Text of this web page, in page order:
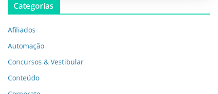
Categorias
Afiliados
Automação
Concursos & Vestibular
Conteúdo